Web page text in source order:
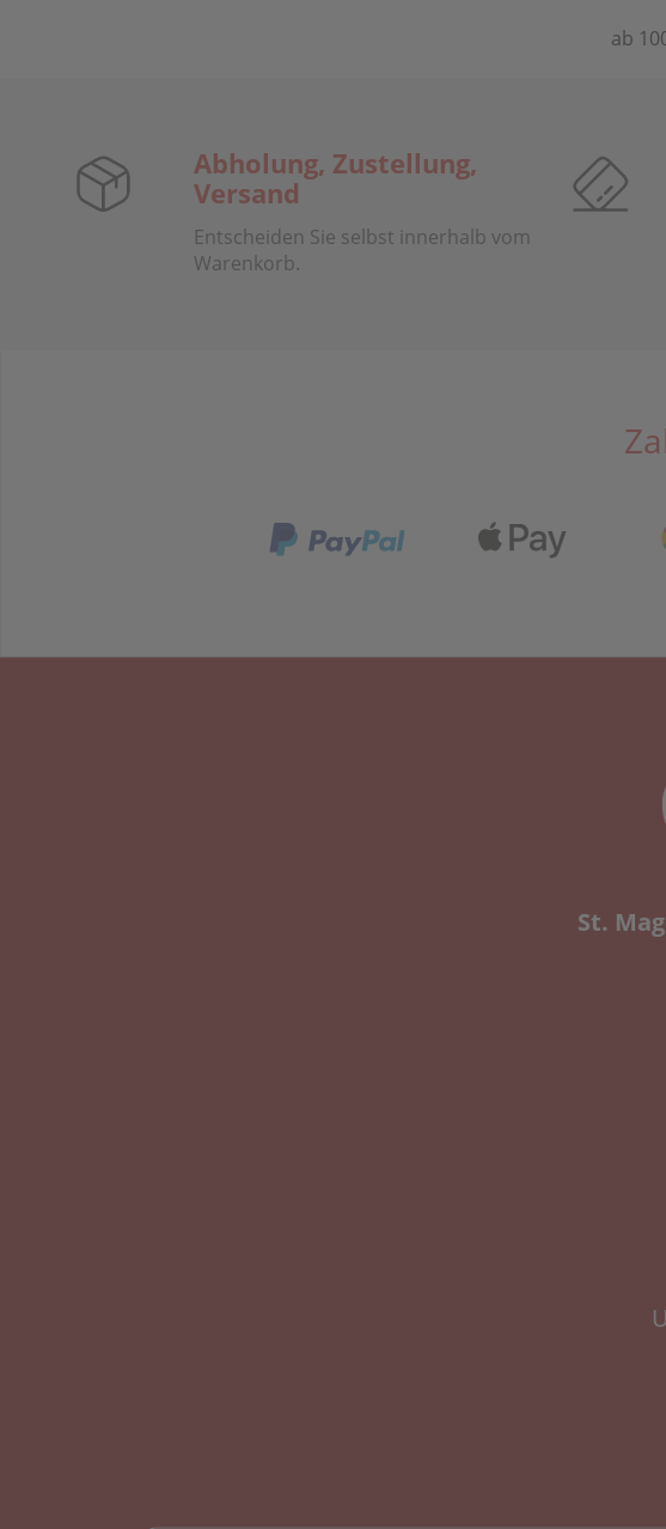
ab
Abholung, Zustellung,
Versand
Entscheiden Sie selbst innerhalb vom
Warenkorb.
St.